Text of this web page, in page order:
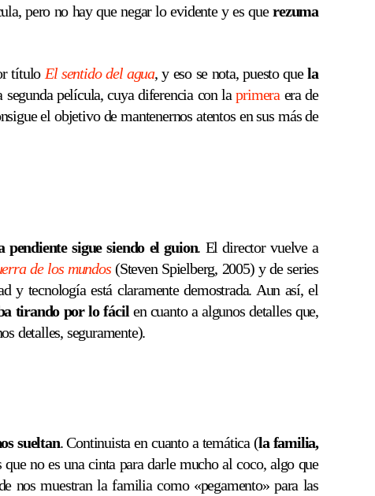
pero no hay que negar lo evidente y es querezuma
título El sentido del agua, y eso se nota, puesto quela
película, cuya diferencia con laprimera era de
el objetivo de mantenernos atentos en sus más de
pendiente sigue siendo el guion. El director vuelve a
de los mundos(Steven Spielberg, 2005) y de series
y tecnología está claramente demostrada. Aun así, el
tirando por lo fácilen cuanto a algunos detalles que,
detalles, seguramente).
sueltan. Continuista en cuanto a temática (la familia,
no es una cinta para darle mucho al coco, algo que
nos muestran la familia como «pegamento» para las